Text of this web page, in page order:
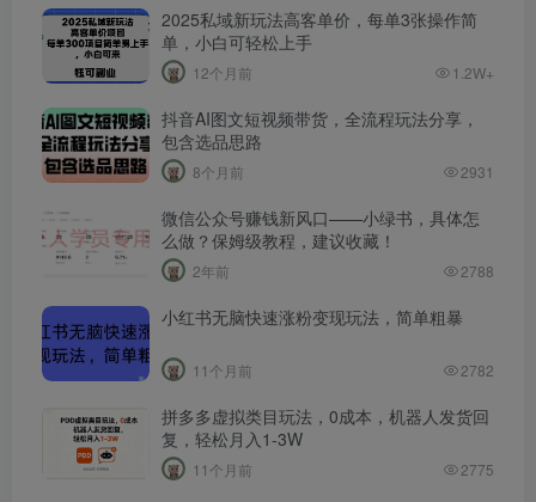
2025私域新玩法高客单价，每单3张操作简
单，小白可轻松上手
12个月前 1.2W+
抖音AI图文短视频带货，全流程玩法分享，
包含选品思路
8个月前 2931
微信公众号赚钱新风口——小绿书，具体怎
么做？保姆级教程，建议收藏！
2年前 2788
小红书无脑快速涨粉变现玩法，简单粗暴
11个月前 2782
拼多多虚拟类目玩法，0成本，机器人发货回
复，轻松月入1-3W
11个月前 2775